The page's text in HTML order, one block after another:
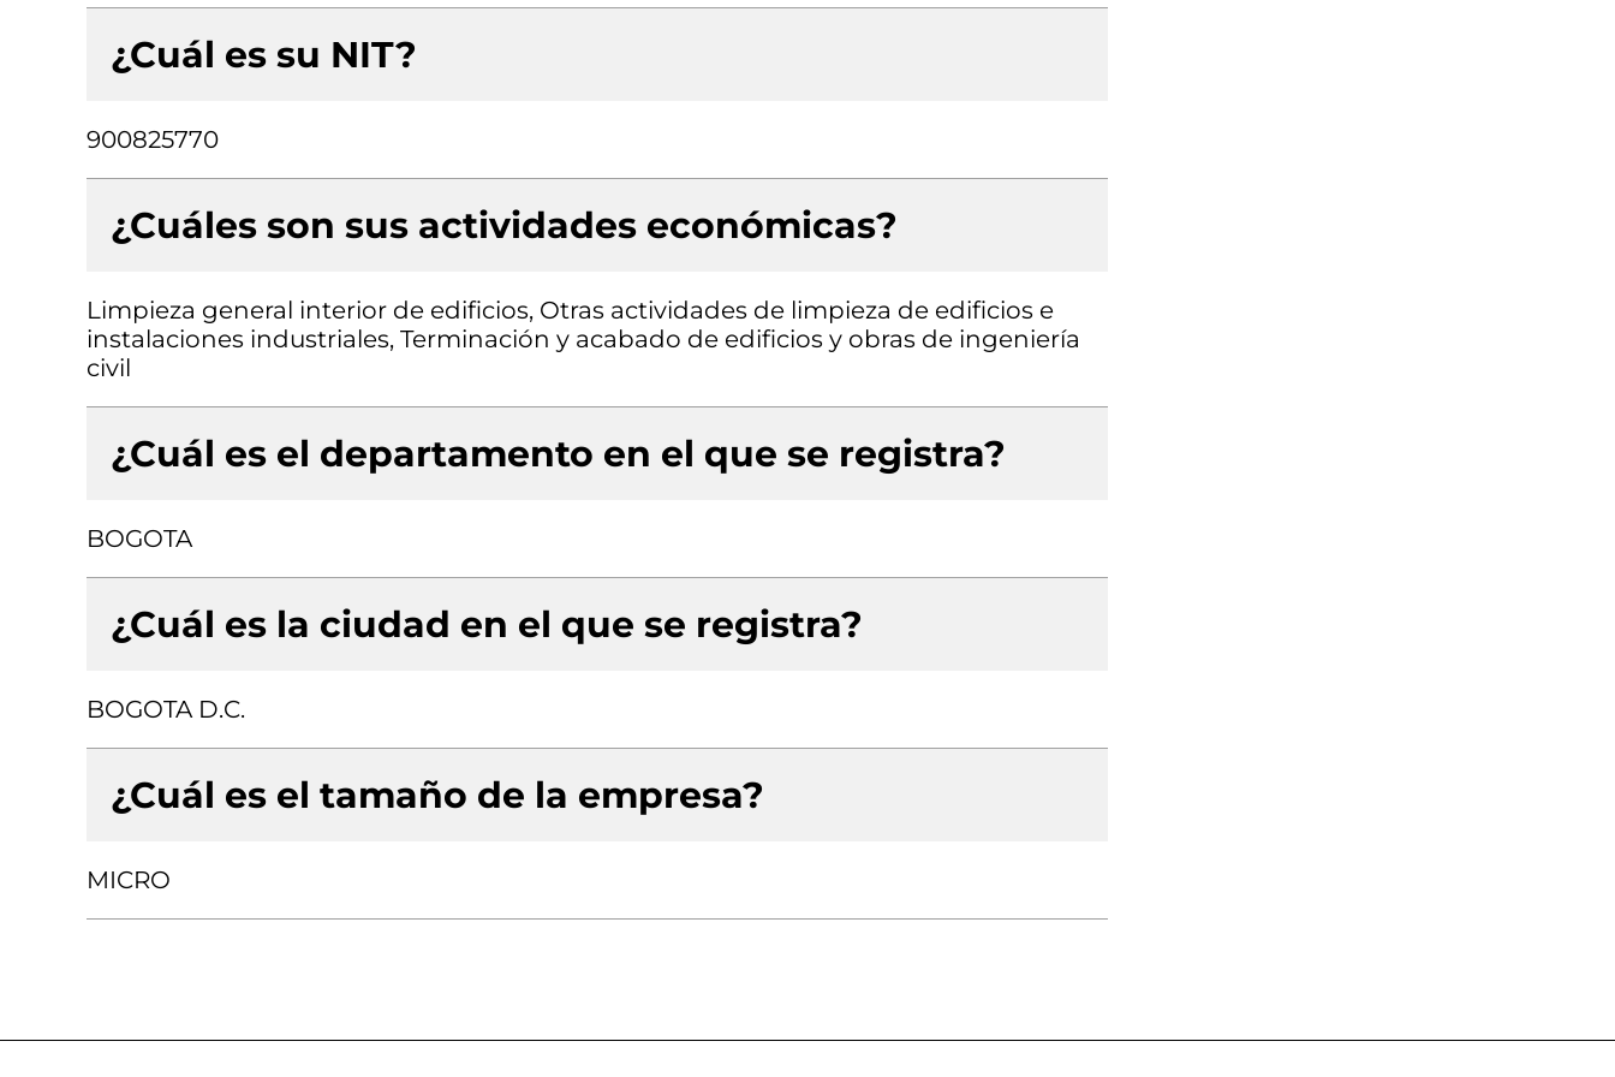
¿Cuál es su NIT?
900825770
¿Cuáles son sus actividades económicas?
Limpieza general interior de edificios, Otras actividades de limpieza de edificios e
instalaciones industriales, Terminación y acabado de edificios y obras de ingeniería
civil
¿Cuál es el departamento en el que se registra?
BOGOTA
¿Cuál es la ciudad en el que se registra?
BOGOTA D.C.
¿Cuál es el tamaño de la empresa?
MICRO